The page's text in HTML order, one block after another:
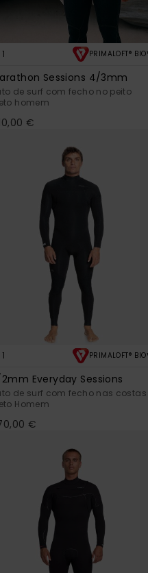
1 PRIMALOFT®
Sessions 4/3mm
de surf com fecho no peito
homem
€
1 PRIMALOFT®
Everyday Sessions
de surf com fecho nas costas
Homem
€